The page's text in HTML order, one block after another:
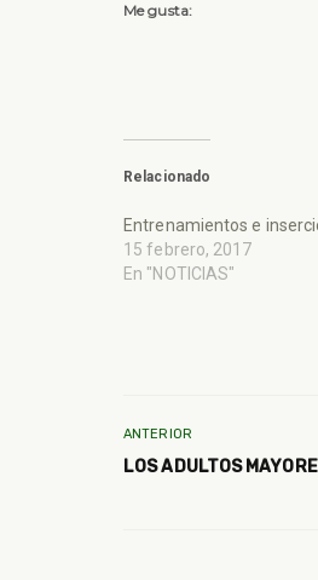
Me gusta:
Relacionado
Entrenamientos e
15 febrero, 2017
En "NOTICIAS"
ANTERIOR
LOS ADULTOS